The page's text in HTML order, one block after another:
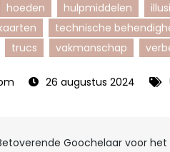
hoeden hulpmiddelen
technische
trucs vakmanschap
26 augustus 2024
Goochelaar voor het